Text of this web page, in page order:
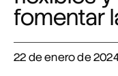
fomentar
22 de enero de